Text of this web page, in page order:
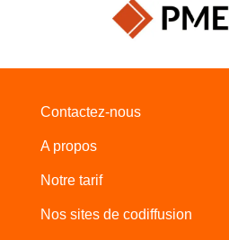
Contactez-nous
A propos
Notre tarif
Nos sites de codiffusion